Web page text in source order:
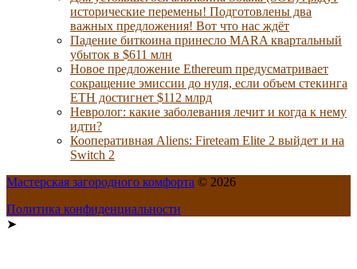
исторические перемены! Подготовлены два
важных предложения! Вот что нас ждёт
Падение биткоина принесло MARA квартальный
убыток в $611 млн
Новое предложение Ethereum предусматривает
сокращение эмиссии до нуля, если объем стекинга
ETH достигнет $112 млрд
Невролог: какие заболевания лечит и когда к нему
идти?
Кооперативная Aliens: Fireteam Elite 2 выйдет и на
Switch 2
Мастерская загородного комфорта © 2026
Политика конфиденциальности
➤